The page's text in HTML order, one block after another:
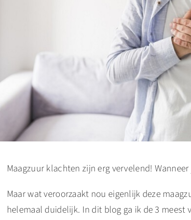
Maagzuur klachten zijn erg vervelend!
Maar wat veroorzaakt nou eigenlijk deze
helemaal duidelijk. In dit blog ga ik de 3